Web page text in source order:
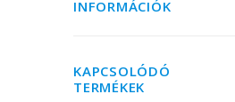
INFORMÁCIÓK
KAPCSOLÓDÓ
TERMÉKEK